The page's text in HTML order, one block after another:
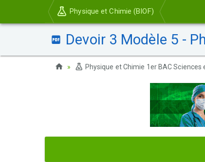
Physique et Chimie (BIOF)
Devoir 3 Modèle 5 -
Physique et Chimie 1er BAC